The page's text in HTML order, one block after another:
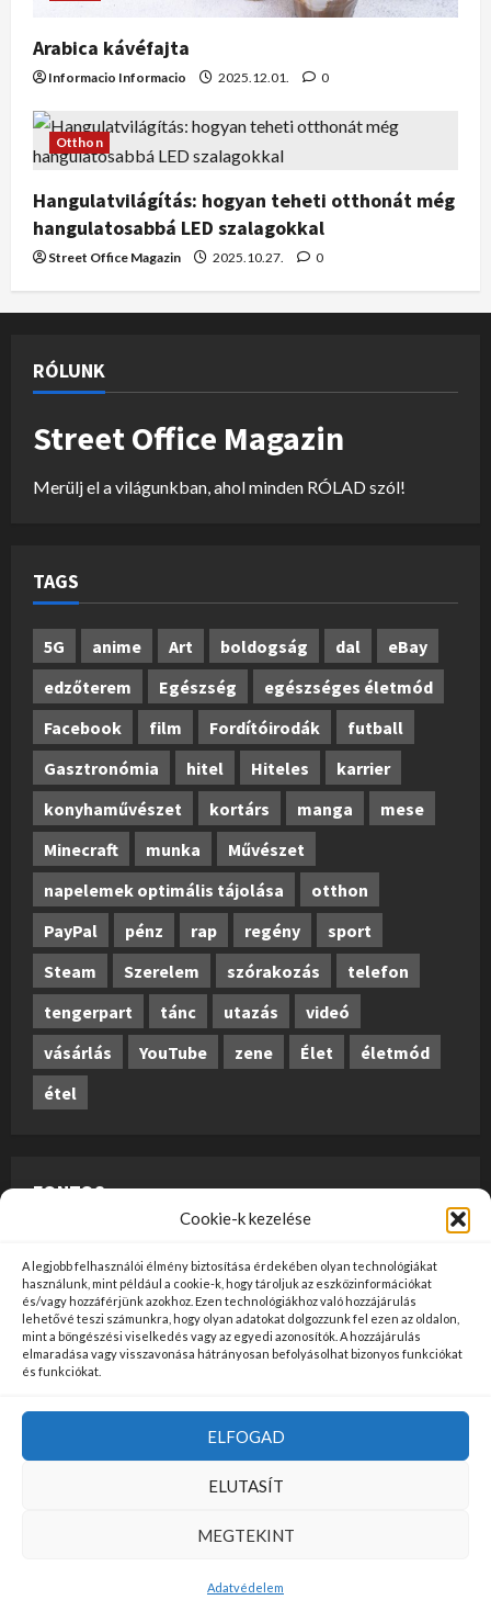
Cookie-k kezelése
A legjobb felhasználói élmény biztosítása érdekében olyan technológiákat
használunk, mint például a cookie-k, hogy tároljuk az eszközinformációkat
és/vagy hozzáférjünk azokhoz. Ezen technológiákhoz való hozzájárulás
lehetővé teszi számunkra, hogy olyan adatokat dolgozzunk fel ezen az oldalon,
mint a böngészési viselkedés vagy az egyedi azonosítók. A hozzájárulás
elmaradása vagy visszavonása hátrányosan befolyásolhat bizonyos funkciókat
és funkciókat.
ELFOGAD
ELUTASÍT
MEGTEKINT
Adatvédelem
Arabica kávéfajta
Informacio Informacio 2025.12.01. 0
Otthon
Hangulatvilágítás: hogyan teheti otthonát még
hangulatosabbá LED szalagokkal
Street Office Magazin 2025.10.27. 0
RÓLUNK
Street Office Magazin
Merülj el a világunkban, ahol minden RÓLAD szól!
TAGS
5G anime Art boldogság dal
eBay
edzőterem
Egészség
egészséges életmód
Facebook
film Fordítóirodák
futball
Gasztronómia
hitel Hiteles
karrier
konyhaművészet
kortárs manga
mese
Minecraft
munka
Művészet
napelemek optimális tájolása
otthon
PayPal
pénz rap regény
sport
Steam
Szerelem szórakozás
telefon
tengerpart
tánc utazás
videó
vásárlás
YouTube zene Élet
életmód
étel
FONTOS
szerkesztői tartalomnak, előzetes ellenőrzésen
szúrópróba-szerűen esnek át, és az üzemeltető
véleményét nem tükrözik. Ha kifogással szeretne élni
valamely tartalommal kapcsolatban, kérjük jelezze
Felhasználási Feltételek
themes.